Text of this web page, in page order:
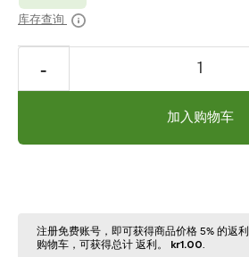
注册免费账号，即可获得商品价格 5% 的返利
购物⻋，可获得总计 返利。
kr1.00.
库存查询
加入购物车